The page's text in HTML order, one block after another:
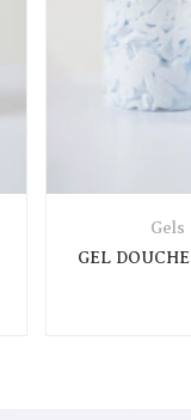
Gels
GEL